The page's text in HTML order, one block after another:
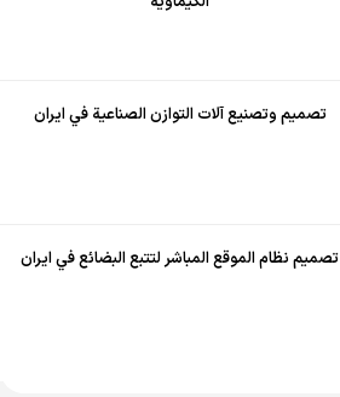
تصميم وتصنيع آلات التوازن الصناعية في ايران
تصميم نظام الموقع المباشر لتتبع البضائع في ايران